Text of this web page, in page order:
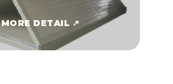
MORE DETAIL ↗